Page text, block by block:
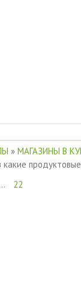
» МАГАЗИНЫ В
какие
…
22